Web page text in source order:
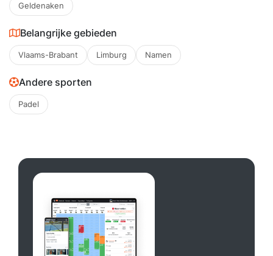
Geldenaken
Belangrijke gebieden
Vlaams-Brabant Limburg Namen
Andere sporten
Padel